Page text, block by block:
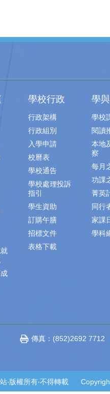
學校行政
行政架構
行政組別
入學申請
校曆表
學校通告
學校處理投訴
指引
學生資助
訂購午膳
招標文件
表格下載
學
學校
閱讀
本地
察
每月
功課
菁英
同行
家課
學科
傳真：(852)2692 7712
‧版權所有‧不得轉載